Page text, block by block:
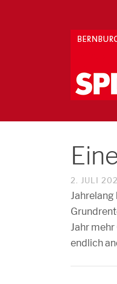
2. JULI
Jahrelang
Jahr
endlich